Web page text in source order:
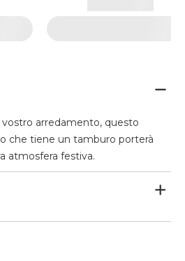
arredamento, questo
che tiene un tamburo porterà
atmosfera festiva.